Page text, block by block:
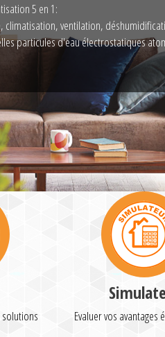
5 en 1:
climatisation, ventilation,
particules d'eau électrostatiques
Evaluer vos avantages